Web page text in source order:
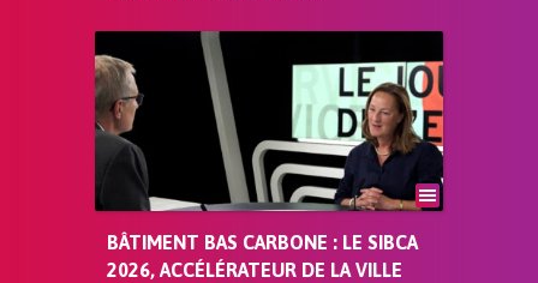
BÂTIMENT BAS CARBONE : LE SIBCA
2026, ACCÉLÉRATEUR DE LA VILLE